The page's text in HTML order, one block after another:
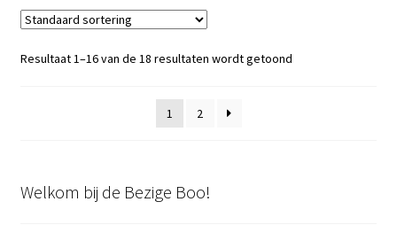
Resultaat 1–16 van de 18 resultaten wordt getoond
1 2
Welkom bij de Bezige Boo!